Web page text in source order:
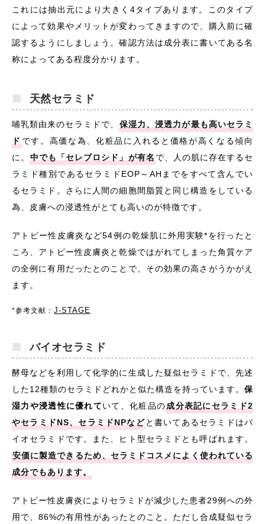
これには抽出元により大きく4タイプあります。このタイプ
によって効果やメリットが変わってきますので、購入前に確
認するようにしましょう。確認方法は成分表に書いてある名
称によってある程度分かります。
天然セラミド
哺乳類由来のセラミドで、 保湿力、浸透力が最も高いセラミ
ド です。高価な為、化粧品に入れると価格が高くなる傾向
に。 中でも「セレブロシド」が有名 で、人の肌に存在するセ
ラミド種別であるセラミドEOP～AHまでをすべて含んでい
るセラミド。さらに人間の細胞間脂質と同じ構造をしている
為、皮膚への浸透性がとても高いのが特徴です。
アトピー性皮膚炎など54例の乾燥肌に外用実験*を行ったと
ころ、アトピー性皮膚炎と乾燥ではがれてしまった角質ケア
の全例に有用だったとのことで、その効果の高さがうかがえ
ます。
*参考文献： J-STAGE
バイオセラミド
酵母などを利用して化学的に生成した疑似セラミドで、先述
した12種類のセラミドどれかと似た構造を持っています。 保
湿力や浸透性に優れていて、化粧品の成分表記にセラミド2
やセラミドNS、セラミドNPなどと書いてあるセラミドはバ
イオセラミドです。また、ヒト型セラミドとも呼ばれます。
安価に製造できるため、セラミドコスメによく使われている
成分でもあります。
アトピー性皮膚炎によりセラミドが減少した患者29例への外
用で、86%の有用性があったとのこと。ただし合成疑似セラ